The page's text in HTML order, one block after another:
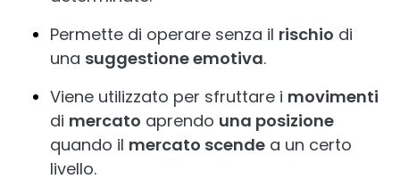
Permette di operare senza il rischio di
una suggestione emotiva.
Viene utilizzato per sfruttare i movimenti
di mercato aprendo una posizione
quando il mercato scende a un certo
livello.